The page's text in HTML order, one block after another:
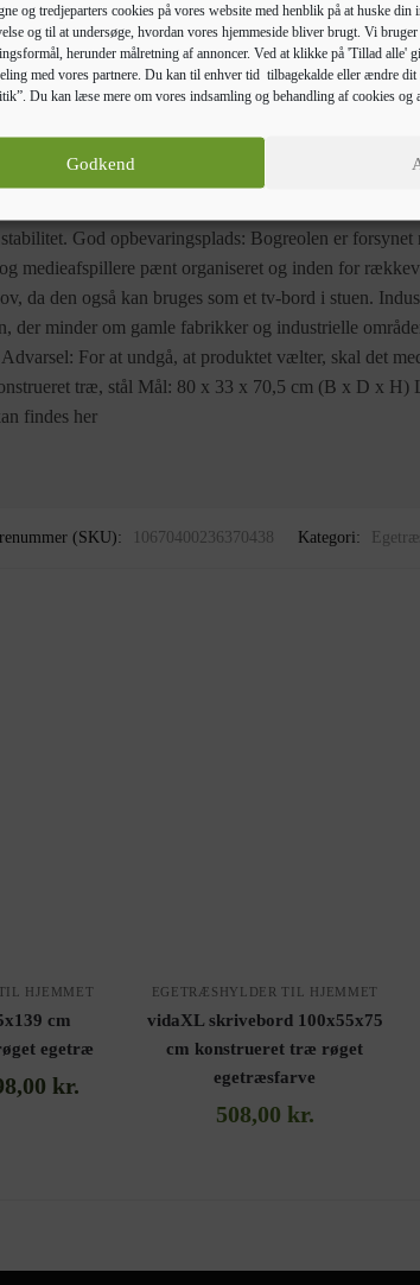
og tredjeparters cookies på vores website med henblik på at huske
og til at undersøge, hvordan vores hjemmeside bliver brugt. Vi
herunder målretning af annoncer. Ved at klikke på 'Tillad alle'
med vores partnere. Du kan til enhver tid tilbagekalde eller ændre dit
Du kan læse mere om vores indsamling og behandling af cookies og
Godkend
Yderligere information
eller på kontoret med denne bogreol. Du kan
kvalitet med en glat overflade, og det er
God opbevaringsplads: Bogreolen er
medieafspillere pænt organiseret og inden for
da den også kan bruges som et tv-bord i stuen.
der minder om gamle fabrikker og industrielle
For at undgå, at produktet vælter, skal det
træ, stål Mål: 80 x 33 x 70,5 cm (B x D x H)
findes her
(SKU): 10670400236370438 Kategori:
HJEMMET
cm
egetræ
kr.
EGETRÆSHYLDER TIL HJEMMET
vidaXL skrivebord 100x55x75
cm konstrueret træ røget
egetræsfarve
508,00 kr.